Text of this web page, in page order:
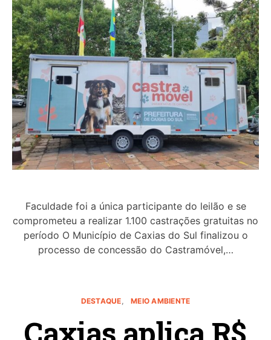
Faculdade foi a única participante do leilão e se
comprometeu a realizar 1.100 castrações gratuitas no
período O Município de Caxias do Sul finalizou o
processo de concessão do Castramóvel,…
DESTAQUE MEIO AMBIENTE